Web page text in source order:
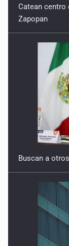
Catean centro
Zapopan
Buscan a